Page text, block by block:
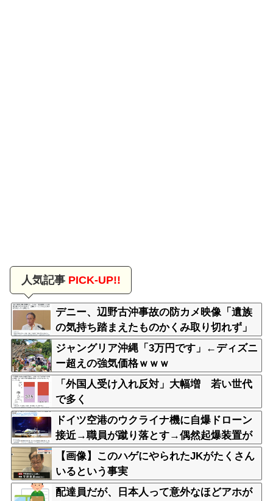
人気記事PICK-UP!!
デニー、辺野古沖事故の防カメ映像「遺族
の気持ち踏まえたものかくみ取り切れず」
ジャングリア沖縄「3万円です」←ディズニ
ー超えの強気価格ｗｗｗ
「外国人受け入れ反対」大幅増 若い世代
で多く
ドイツ空港のウクライナ機に自爆ドローン
接近→職員が蹴り落とす→偶然起爆装置が
壊れセーフ
【画像】このハゲにやられたJKがたくさん
いるという事実
配達員だが、日本人って意外なほどアホが